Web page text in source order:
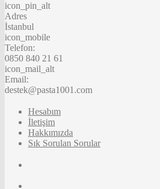
icon_pin_alt
Adres
İstanbul
icon_mobile
Telefon:
0850 840 21 61
icon_mail_alt
Email:
destek@pasta1001.com
Hesabım
İletişim
Hakkımızda
Sık Sorulan Sorular